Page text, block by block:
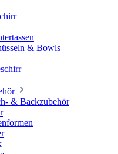
& Bowls
& Backzubehör